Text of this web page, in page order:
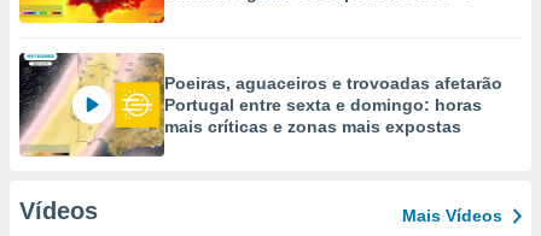
Poeiras, aguaceiros e trovoadas afetarão
Portugal entre sexta e domingo: horas
mais críticas e zonas mais expostas
Vídeos Mais Vídeos